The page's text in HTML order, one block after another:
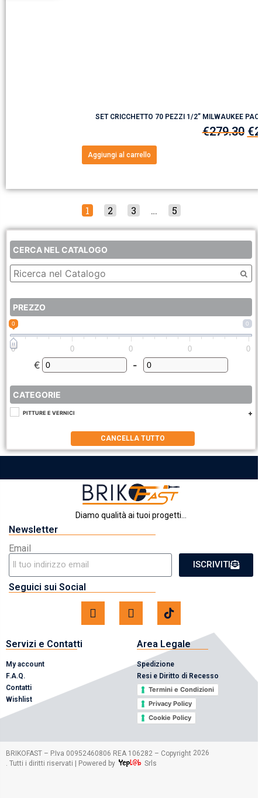
CERCA NEL CATALOGO
PREZZO
0
0
0 0 0 0 0
€ Minimum Price
-
Maximum Price
CATEGORIE
PITTURE E VERNICI
CANCELLA TUTTO
SET CRICCHETTO 70 PEZZI 1/2” MILWAUKEE
€279.30 €
Aggiungi al carrello
1 2 3 … 5
Diamo qualità ai tuoi progetti...
Newsletter
Email
ISCRIVITI
Seguici sui Social
Servizi e Contatti
My account
F.A.Q.
Contatti
Wishlist
Area Legale
Spedizione
Resi e Diritto di Recesso
Termini e Condizioni
Privacy Policy
Cookie Policy
BRIKOFAST – P.Iva 00952460806 REA 106282 – Copyright 2026
. Tutti i diritti riservati | Powered by
Srls